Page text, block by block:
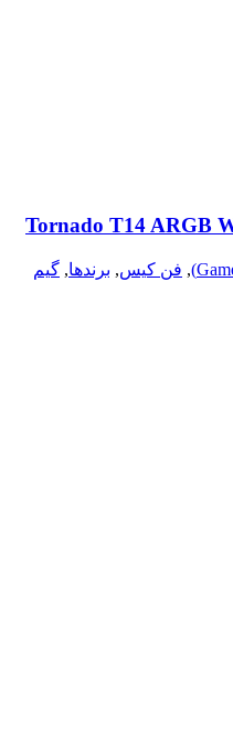
, فن کیس, برندها, گیم